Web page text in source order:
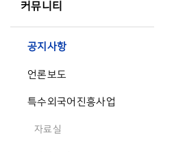
커뮤니티
공지사항
언론보도
특수외국어진흥사업
자료실